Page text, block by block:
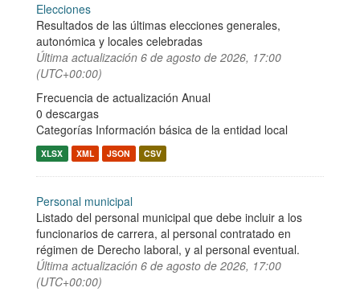
Elecciones
Resultados de las últimas elecciones generales,
autonómica y locales celebradas
Última actualización 6 de agosto de 2026, 17:00
(UTC+00:00)
Frecuencia de actualización Anual
0 descargas
Categorías Información básica de la entidad local
XLSX XML JSON CSV
Personal municipal
Listado del personal municipal que debe incluir a los
funcionarios de carrera, al personal contratado en
régimen de Derecho laboral, y al personal eventual.
Última actualización 6 de agosto de 2026, 17:00
(UTC+00:00)